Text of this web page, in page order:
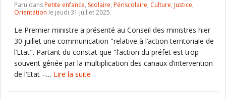
Paru dansPetite enfance, Scolaire, Périscolaire, Culture, Justice,
Orientation le jeudi 31 juillet 2025.
Le Premier ministre a présenté au Conseil des ministres hier
30 juillet une communication "relative à l’action territoriale de
l’Etat". Partant du constat que "l’action du préfet est trop
souvent gênée par la multiplication des canaux d’intervention
de l’Etat –… Lire la suite